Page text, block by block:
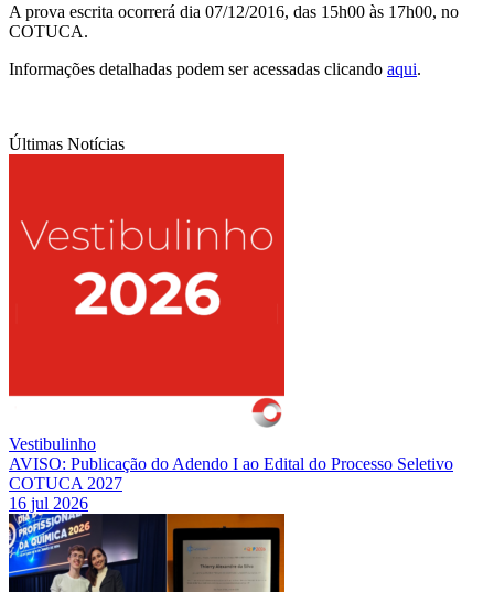
A prova escrita ocorrerá dia 07/12/2016, das 15h00 às 17h00, no
COTUCA.
Informações detalhadas podem ser acessadas clicando aqui.
Últimas Notícias
Vestibulinho
AVISO: Publicação do Adendo I ao Edital do Processo Seletivo
COTUCA 2027
16 jul 2026